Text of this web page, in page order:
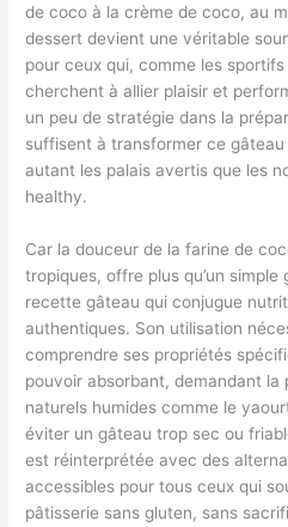
de coco à la crème de coco, au
dessert devient une véritable
pour ceux qui, comme les
cherchent à allier plaisir et
un peu de stratégie dans la
suffisent à transformer ce
autant les palais avertis que les
healthy.
Car la douceur de la farine de
tropiques, offre plus qu’un
recette gâteau qui conjugue
authentiques. Son utilisation
comprendre ses propriétés
pouvoir absorbant, demandant la
naturels humides comme le
éviter un gâteau trop sec ou
est réinterprétée avec des
accessibles pour tous ceux qui
pâtisserie sans gluten, sans